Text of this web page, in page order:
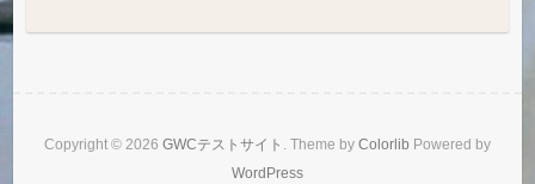
Copyright © 2026 GWCテストサイト . Theme by Colorlib Powered by
WordPress